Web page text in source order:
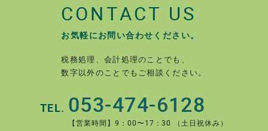
CONTACT US
お気軽にお問い合わせください。
税務処理、会計処理のことでも、
数字以外のことでもご相談ください。
TEL. 053-474-6128
【営業時間】9：00〜17：30 （土日祝休み）